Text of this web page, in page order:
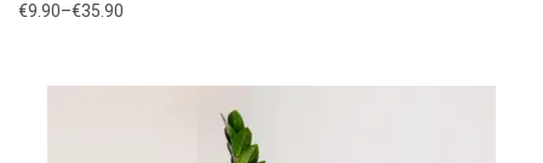
€9.90–€35.90